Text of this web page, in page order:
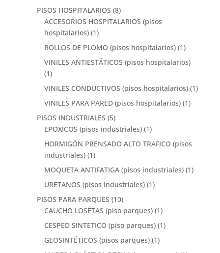
PISOS HOSPITALARIOS (8)
ACCESORIOS HOSPITALARIOS (pisos
hospitalarios) (1)
ROLLOS DE PLOMO (pisos hospitalarios) (1)
VINILES ANTIESTÁTICOS (pisos hospitalarios)
(1)
VINILES CONDUCTIVOS (pisos hospitalarios) (1)
VINILES PARA PARED (pisos hospitalarios) (1)
PISOS INDUSTRIALES (5)
EPOXICOS (pisos industriales) (1)
HORMIGÓN PRENSADO ALTO TRAFICO (pisos
industriales) (1)
MOQUETA ANTIFATIGA (pisos industriales) (1)
URETANOS (pisos industriales) (1)
PISOS PARA PARQUES (10)
CAUCHO LOSETAS (piso parques) (1)
CESPED SINTETICO (piso parques) (1)
GEOSINTÉTICOS (pisos parques) (1)